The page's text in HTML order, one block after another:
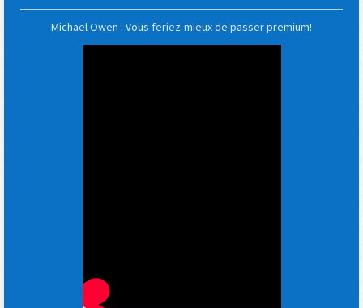
Michael Owen : Vous feriez-mieux de passer premium!